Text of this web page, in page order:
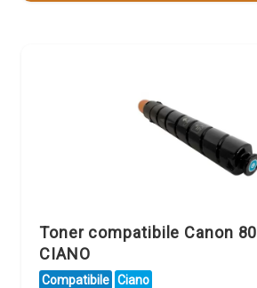
Toner compatibile Canon
CIANO
Compatibile Ciano